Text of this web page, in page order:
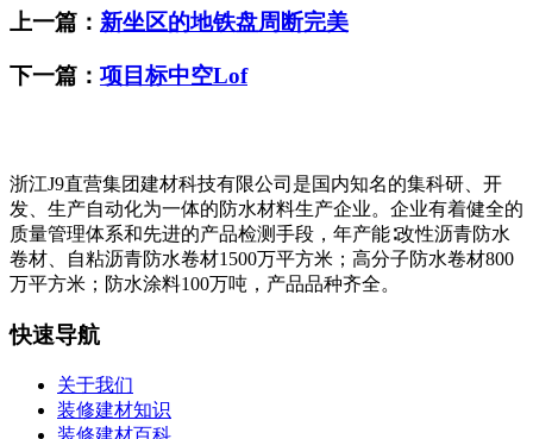
上一篇： 新坐区的地铁盘周断完美
下一篇： 项目标中空Lof
浙江J9直营集团建材科技有限公司是国内知名的集科研、开
发、生产自动化为一体的防水材料生产企业。企业有着健全的
质量管理体系和先进的产品检测手段，年产能∶改性沥青防水
卷材、自粘沥青防水卷材1500万平方米；高分子防水卷材800
万平方米；防水涂料100万吨，产品品种齐全。
快速导航
关于我们
装修建材知识
装修建材百科